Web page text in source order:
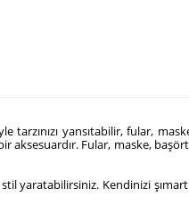
tarzınızı yansıtabilir, fular,
aksesuardır. Fular, maske,
yaratabilirsiniz. Kendinizi